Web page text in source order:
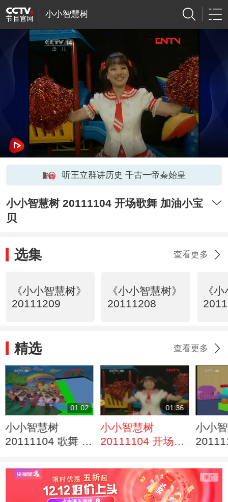
小小智慧树
听王立群讲历史 千古一帝秦始皇
小小智慧树 20111104 开场歌舞 加油小宝
贝
选集 查看更多
《小小智慧树》
20111209
《小小智慧树》
20111208
《
精选 查看更多
01:02
小小智慧树
20111104 歌舞 我
01:36
小小智慧树
20111104 开场歌
小小